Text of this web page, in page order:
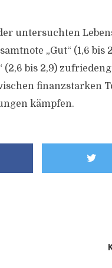
untersuchten
„Gut“ (1,6
(2,6 bis 2,9)
finanzstarken
kämpfen.